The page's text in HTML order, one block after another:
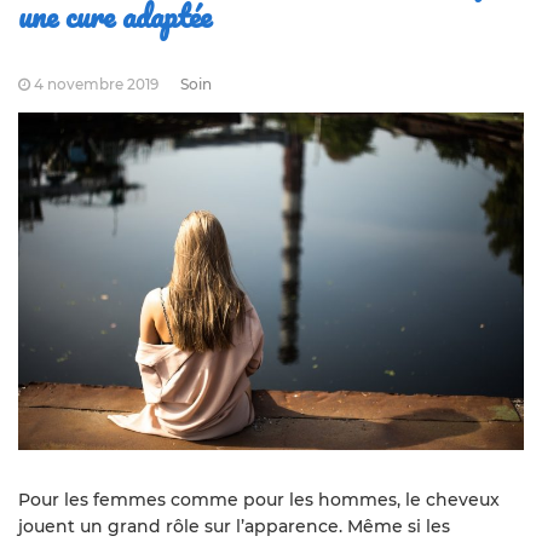
une cure adaptée
4 novembre 2019 Soin
Pour les femmes comme pour les hommes, le cheveux
jouent un grand rôle sur l’apparence. Même si les